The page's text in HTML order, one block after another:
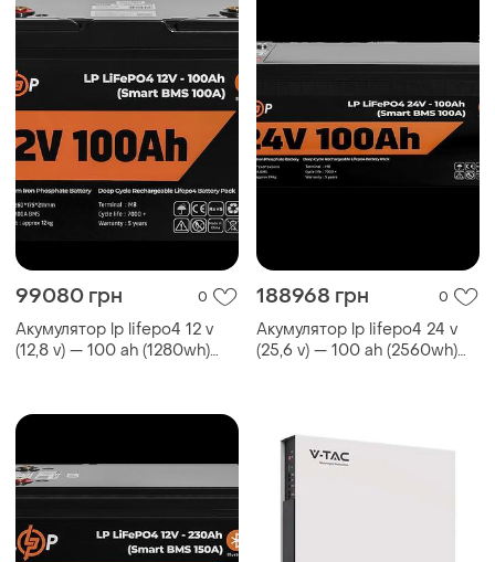
99080 грн 0
Акумулятор lp lifepo4 12 v
(12,8 v) — 100 ah (1280wh)
188968 грн 0
Акумулятор lp lifepo4 24 v
(25,6 v) — 100 ah (2560wh)